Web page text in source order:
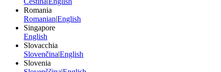
Romania
Romanian|English
Singapore
English
Slovacchia
Slovenčina|English
Slovenia